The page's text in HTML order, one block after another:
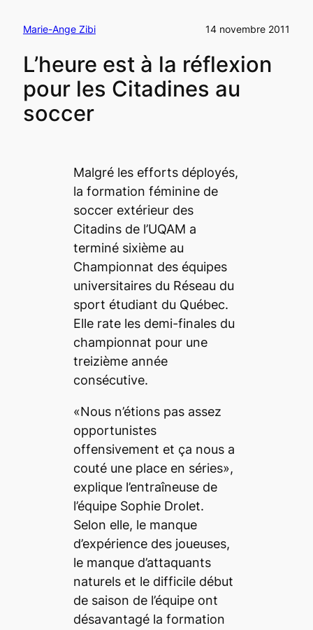
Marie-Ange Zibi 14 novembre 2011
L’heure est à la réflexion
pour les Citadines au
soccer
Malgré les efforts déployés,
la formation féminine de
soccer extérieur des
Citadins de l’UQAM a
terminé sixième au
Championnat des équipes
universitaires du Réseau du
sport étudiant du Québec.
Elle rate les demi-finales du
championnat pour une
treizième année
consécutive.
«Nous n’étions pas assez
opportunistes
offensivement et ça nous a
couté une place en séries»,
explique l’entraîneuse de
l’équipe Sophie Drolet.
Selon elle, le manque
d’expérience des joueuses,
le manque d’attaquants
naturels et le difficile début
de saison de l’équipe ont
désavantagé la formation